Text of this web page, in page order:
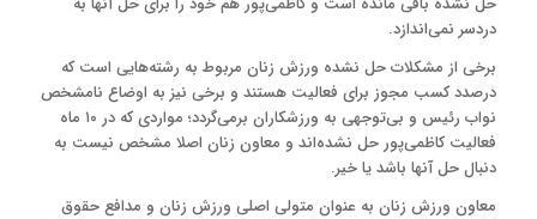
دردسر نمی‌اندازد.
برخی از مشکلات حل نشده‌ ورزش زنان مربوط به رشته‌هایی است که
درصدد کسب مجوز برای فعالیت هستند و برخی نیز به اوضاع نامشخص
نواب رئیس و بی‌توجهی به ورزشکاران برمی‌گردد؛ مواردی که در ۱۰ ماه
فعالیت کاظمی‌پور حل نشده‌اند و معاون زنان اصلا مشخص نیست به
دنبال حل آنها باشد یا خیر.
معاون ورزش زنان به عنوان متولی اصلی ورزش زنان و مدافع حقوق